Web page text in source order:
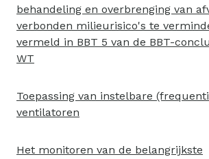
behandeling en overbrenging van
verbonden milieurisico's te
vermeld in BBT 5 van de BBT-
WT
Toepassing van instelbare
ventilatoren
Het monitoren van de belangrijkste